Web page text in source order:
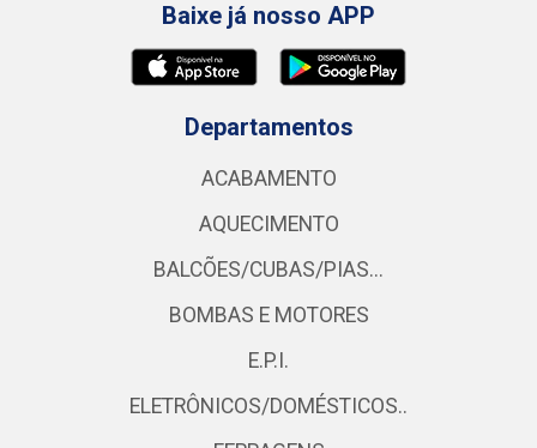
Baixe já nosso APP
Departamentos
ACABAMENTO
AQUECIMENTO
BALCÕES/CUBAS/PIAS...
BOMBAS E MOTORES
E.P.I.
ELETRÔNICOS/DOMÉSTICOS..